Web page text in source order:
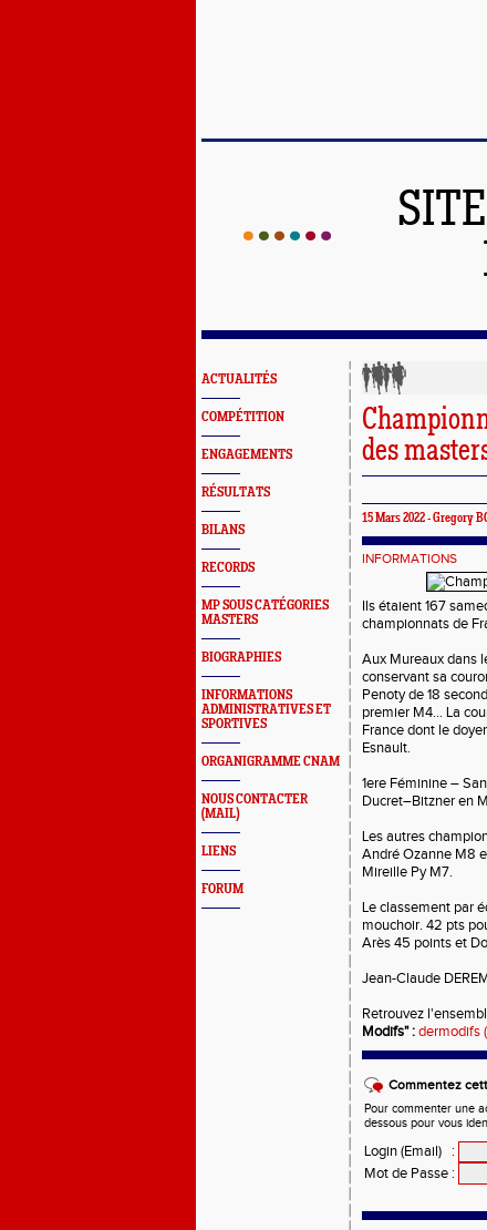
ACTUALITÉS
COMPÉTITION
ENGAGEMENTS
RÉSULTATS
BILANS
RECORDS
MP SOUS CATÉGORIES
MASTERS
BIOGRAPHIES
INFORMATIONS
ADMINISTRATIVES ET
SPORTIVES
ORGANIGRAMME CNAM
NOUS CONTACTER
(MAIL)
LIENS
FORUM
des
15 Mars 2022 -Gregory
INFORMATIONS
Ils étaient 167
championnats de
Aux Mureaux dans
conservant sa
Penoty de 18
premier M4… La
France dont le
Esnault.
1ere Féminine –
Ducret–Bitzner en
Les autres
André Ozanne M8
Mireille Py M7.
Le classement par
mouchoir. 42 pts
Arès 45 points et
Jean-Claude
Retrouvez
Modifs" :dermodifs
Commentez
Pour commenter une
dessous pour vous
Login (Email)
:
Mot de Passe :